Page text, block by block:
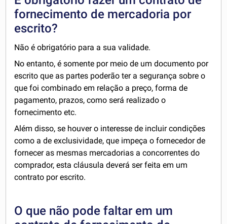
fornecimento de mercadoria por
escrito?
Não é obrigatório para a sua validade.
No entanto, é somente por meio de um documento por
escrito que as partes poderão ter a segurança sobre o
que foi combinado em relação a preço, forma de
pagamento, prazos, como será realizado o
fornecimento etc.
Além disso, se houver o interesse de incluir condições
como a de exclusividade, que impeça o fornecedor de
fornecer as mesmas mercadorias a concorrentes do
comprador, esta cláusula deverá ser feita em um
contrato por escrito.
O que não pode faltar em um